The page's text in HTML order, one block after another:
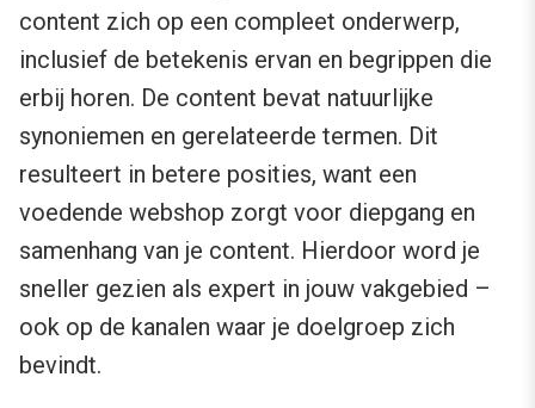
content zich op een compleet onderwerp,
inclusief de betekenis ervan en begrippen die
erbij horen. De content bevat natuurlijke
synoniemen en gerelateerde termen. Dit
resulteert in betere posities, want een
voedende webshop zorgt voor diepgang en
samenhang van je content. Hierdoor word je
sneller gezien als expert in jouw vakgebied –
ook op de kanalen waar je doelgroep zich
bevindt.